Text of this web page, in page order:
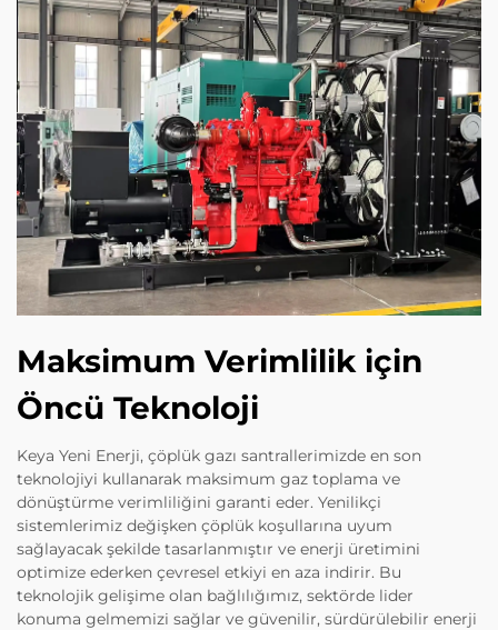
Maksimum Verimlilik için
Öncü Teknoloji
Keya Yeni Enerji, çöplük gazı santrallerimizde en son
teknolojiyi kullanarak maksimum gaz toplama ve
dönüştürme verimliliğini garanti eder. Yenilikçi
sistemlerimiz değişken çöplük koşullarına uyum
sağlayacak şekilde tasarlanmıştır ve enerji üretimini
optimize ederken çevresel etkiyi en aza indirir. Bu
teknolojik gelişime olan bağlılığımız, sektörde lider
konuma gelmemizi sağlar ve güvenilir, sürdürülebilir enerji